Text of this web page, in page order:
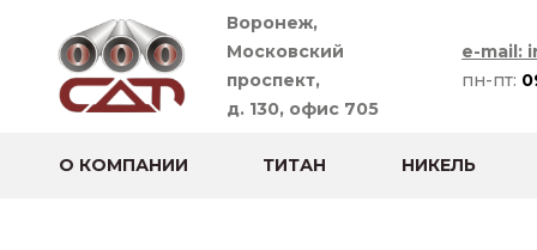
Воронеж,
Московский
проспект,
д. 130, офис 705
e-mail:
пн-пт:
О КОМПАНИИ ТИТАН НИКЕЛЬ